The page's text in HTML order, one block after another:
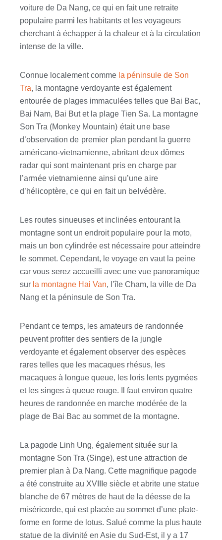
voiture de Da Nang, ce qui en fait une retraite
populaire parmi les habitants et les voyageurs
cherchant à échapper à la chaleur et à la circulation
intense de la ville.
Connue localement comme la péninsule de Son
Tra, la montagne verdoyante est également
entourée de plages immaculées telles que Bai Bac,
Bai Nam, Bai But et la plage Tien Sa. La montagne
Son Tra (Monkey Mountain) était une base
d’observation de premier plan pendant la guerre
américano-vietnamienne, abritant deux dômes
radar qui sont maintenant pris en charge par
l’armée vietnamienne ainsi qu’une aire
d’hélicoptère, ce qui en fait un belvédère.
Les routes sinueuses et inclinées entourant la
montagne sont un endroit populaire pour la moto,
mais un bon cylindrée est nécessaire pour atteindre
le sommet. Cependant, le voyage en vaut la peine
car vous serez accueilli avec une vue panoramique
sur la montagne Hai Van, l’île Cham, la ville de Da
Nang et la péninsule de Son Tra.
Pendant ce temps, les amateurs de randonnée
peuvent profiter des sentiers de la jungle
verdoyante et également observer des espèces
rares telles que les macaques rhésus, les
macaques à longue queue, les loris lents pygmées
et les singes à queue rouge. Il faut environ quatre
heures de randonnée en marche modérée de la
plage de Bai Bac au sommet de la montagne.
La pagode Linh Ung, également située sur la
montagne Son Tra (Singe), est une attraction de
premier plan à Da Nang. Cette magnifique pagode
a été construite au XVIIIe siècle et abrite une statue
blanche de 67 mètres de haut de la déesse de la
miséricorde, qui est placée au sommet d’une plate-
forme en forme de lotus. Salué comme la plus haute
statue de la divinité en Asie du Sud-Est, il y a 17